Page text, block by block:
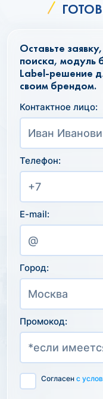
Оставьте
поиска, модуль
Label-решение
своим брендом.
Контактное лицо:
Телефон:
E-mail:
Город:
Промокод:
Согласен с